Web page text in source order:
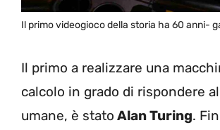
Il primo videogioco della storia ha 60 anni-
Il primo a realizzare una
calcolo in grado di rispondere
umane, è stato Alan Turing.